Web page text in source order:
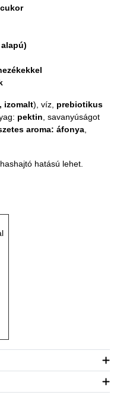
izomalt), víz, prebiotikus
pektin, savanyúságot
aroma: áfonya,
hatású lehet.